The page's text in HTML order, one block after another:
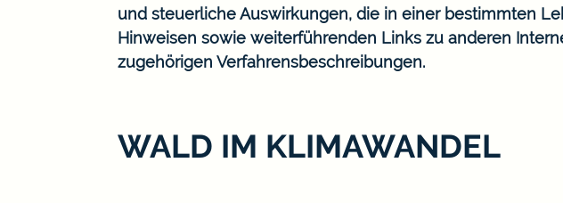
und steuerliche Auswirkungen, die in einer bestimmten
Hinweisen sowie weiterführenden Links zu anderen
zugehörigen Verfahrensbeschreibungen.
WALD IM KLIMAWANDEL